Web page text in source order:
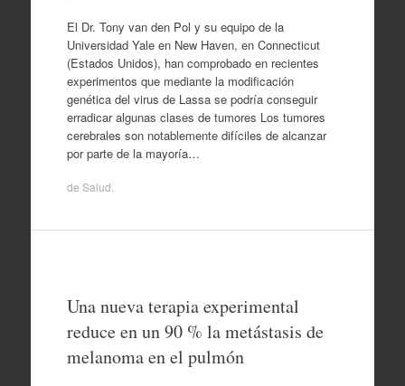
El Dr. Tony van den Pol y su equipo de la
Universidad Yale en New Haven, en Connecticut
(Estados Unidos), han comprobado en recientes
experimentos que mediante la modificación
genética del virus de Lassa se podría conseguir
erradicar algunas clases de tumores Los tumores
cerebrales son notablemente difíciles de alcanzar
por parte de la mayoría…
de Salud
Una nueva terapia experimental
reduce en un 90 % la metástasis de
melanoma en el pulmón